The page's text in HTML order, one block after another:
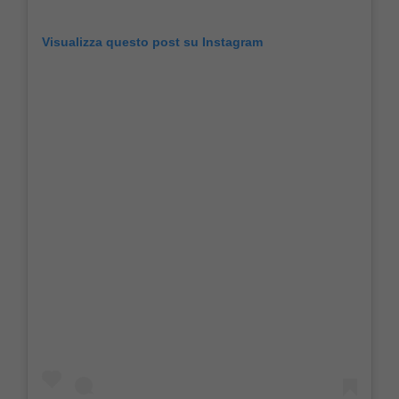
Visualizza questo post su Instagram